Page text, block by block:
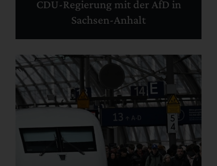
CDU-Regierung mit der AfD in
Sachsen-Anhalt